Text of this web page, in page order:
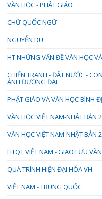
VĂN HỌC - PHẬT GIÁO
CHỮ QUỐC NGỮ
NGUYỄN DU
HT NHỮNG VẤN ĐỀ VĂN HỌC
CHIẾN TRANH - ĐẤT NƯỚC -
ẢNH ĐƯƠNG ĐẠI
PHẬT GIÁO VÀ VĂN HỌC BÌNH
VĂN HỌC VIỆT NAM-NHẬT BẢN
VĂN HỌC VIỆT NAM-NHẬT BẢN
HTQT VIỆT NAM - GIAO LƯU
QUÁ TRÌNH HIỆN ĐẠI HÓA VH
VIỆT NAM - TRUNG QUỐC